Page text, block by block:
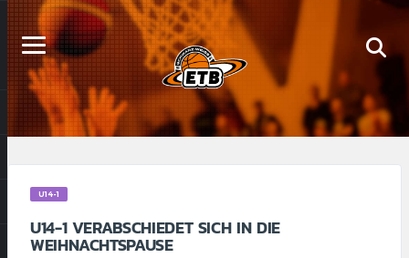
U14-1
U14-1 VERABSCHIEDET SICH IN DIE
WEIHNACHTSPAUSE